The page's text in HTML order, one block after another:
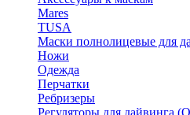
Mares
TUSA
Маски полнолицевые для
Ножи
Одежда
Перчатки
Ребризеры
Регуляторы для дайвинга